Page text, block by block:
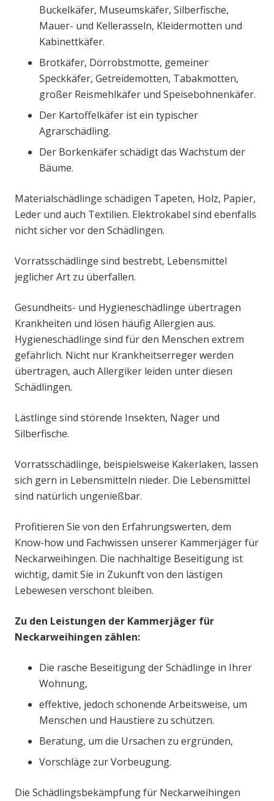
Buckelkäfer, Museumskäfer, Silberfische,
Mauer- und Kellerasseln, Kleidermotten und
Kabinettkäfer.
Brotkäfer, Dörrobstmotte, gemeiner
Speckkäfer, Getreidemotten, Tabakmotten,
großer Reismehlkäfer und Speisebohnenkäfer.
Der Kartoffelkäfer ist ein typischer
Agrarschädling.
Der Borkenkäfer schädigt das Wachstum der
Bäume.
Materialschädlinge schädigen Tapeten, Holz, Papier,
Leder und auch Textilien. Elektrokabel sind ebenfalls
nicht sicher vor den Schädlingen.
Vorratsschädlinge sind bestrebt, Lebensmittel
jeglicher Art zu überfallen.
Gesundheits- und Hygieneschädlinge übertragen
Krankheiten und lösen häufig Allergien aus.
Hygieneschädlinge sind für den Menschen extrem
gefährlich. Nicht nur Krankheitserreger werden
übertragen, auch Allergiker leiden unter diesen
Schädlingen.
Lästlinge sind störende Insekten, Nager und
Silberfische.
Vorratsschädlinge, beispielsweise Kakerlaken, lassen
sich gern in Lebensmitteln nieder. Die Lebensmittel
sind natürlich ungenießbar.
Profitieren Sie von den Erfahrungswerten, dem
Know-how und Fachwissen unserer Kammerjäger für
Neckarweihingen. Die nachhaltige Beseitigung ist
wichtig, damit Sie in Zukunft von den lästigen
Lebewesen verschont bleiben.
Zu den Leistungen der Kammerjäger für
Neckarweihingen zählen:
Die rasche Beseitigung der Schädlinge in Ihrer
Wohnung,
effektive, jedoch schonende Arbeitsweise, um
Menschen und Haustiere zu schützen.
Beratung, um die Ursachen zu ergründen,
Vorschläge zur Vorbeugung.
Die Schädlingsbekämpfung für Neckarweihingen